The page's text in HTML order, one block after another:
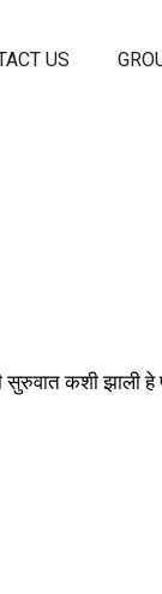
US
सुरुवात कशी